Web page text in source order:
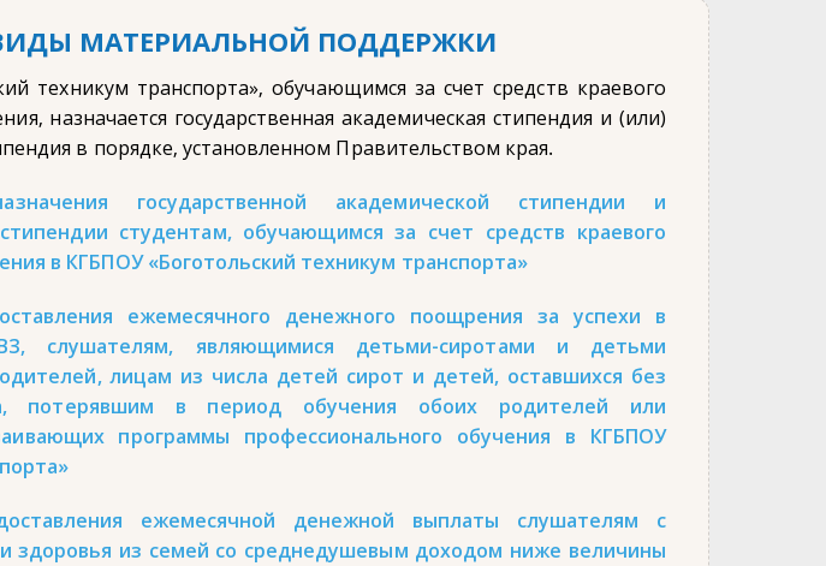
МАТЕРИАЛЬНОЙ ПОДДЕРЖКИ
техникум транспорта», обучающимся за счет средств краевого
назначается государственная академическая стипендия и (или)
в порядке, установленном Правительством края.
государственной академической стипендии и
студентам, обучающимся за счет средств краевого
в КГБПОУ «Боготольский техникум транспорта»
ежемесячного денежного поощрения за успехи в
слушателям, являющимися детьми-сиротами и детьми
лицам из числа детей сирот и детей, оставшихся без
потерявшим в период обучения обоих родителей или
программы профессионального обучения в КГБПОУ
ежемесячной денежной выплаты слушателям с
здоровья из семей со среднедушевым доходом ниже величины